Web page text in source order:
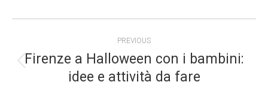
NAVIGATION
PREVIOUS
Previous
post:
Firenze a Halloween con i bambini:
idee e attività da fare